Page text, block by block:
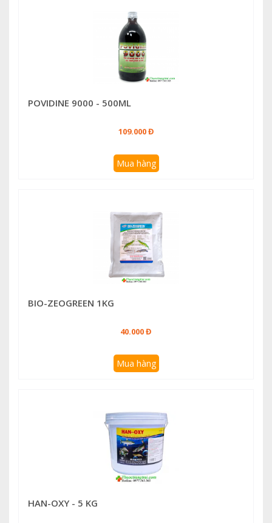
POVIDINE 9000 - 500ML
109.000 Đ
Mua hàng
BIO-ZEOGREEN 1KG
40.000 Đ
Mua hàng
HAN-OXY - 5 KG